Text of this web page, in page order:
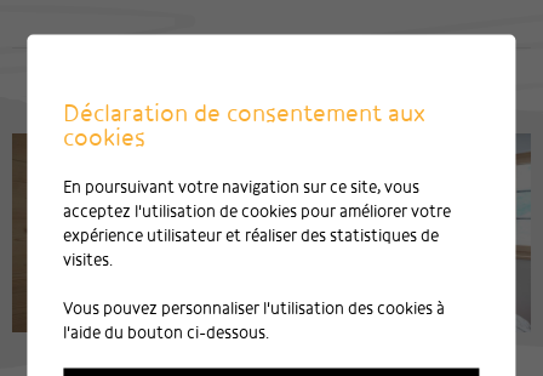
Déclaration de consentement aux
cookies
En poursuivant votre navigation sur ce site, vous
acceptez l'utilisation de cookies pour améliorer votre
expérience utilisateur et réaliser des statistiques de
visites.
Vous pouvez personnaliser l'utilisation des cookies à
l'aide du bouton ci-dessous.